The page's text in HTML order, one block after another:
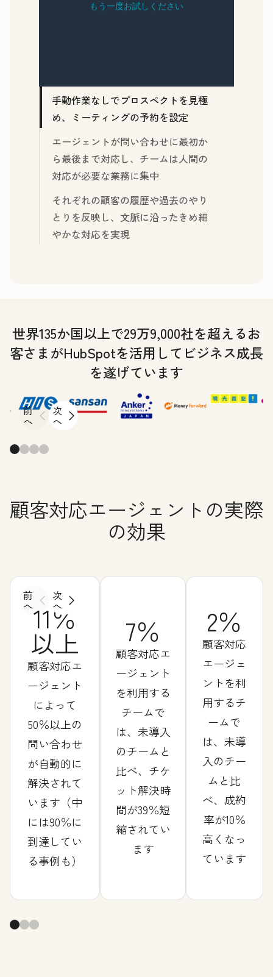
手動作業なしでプロスペクトを見極
め、ミーティングの予約を設定
エージェントが問い合わせに最初か
ら最後まで対応し、チームは人間の
対応が必要な業務に集中
それぞれの顧客の履歴や過去のやり
とりを反映し、文脈に沿ったきめ細
やかな対応を実現
世界135か国以上で29万9,000社を超えるお
客さまがHubSpotを活用してビジネス成長
を遂げています
前
へ
次
へ
顧客対応エージェントの実際
の効果
前
へ
次
へ
11％
以上
顧客対応エ
ージェント
によって
50％以上の
問い合わせ
が自動的に
解決されて
います（中
には90％に
到達してい
る事例も）
7％
顧客対応エ
ージェント
を利用する
チームで
は、未導入
のチームと
比べ、チケ
ット解決時
間が39％短
縮されてい
ます
2％
顧客対応
エージェ
ントを利
用するチ
ームで
は、未導
入のチー
ムと比
べ、成約
率が10％
高くなっ
ています